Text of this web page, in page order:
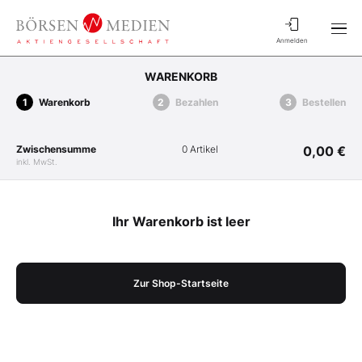
Anmelden
WARENKORB
Warenkorb Bezahlen Bestellen
Zwischensumme
inkl. MwSt.
0 Artikel 0,00 €
Ihr Warenkorb ist leer
Zur Shop-Startseite